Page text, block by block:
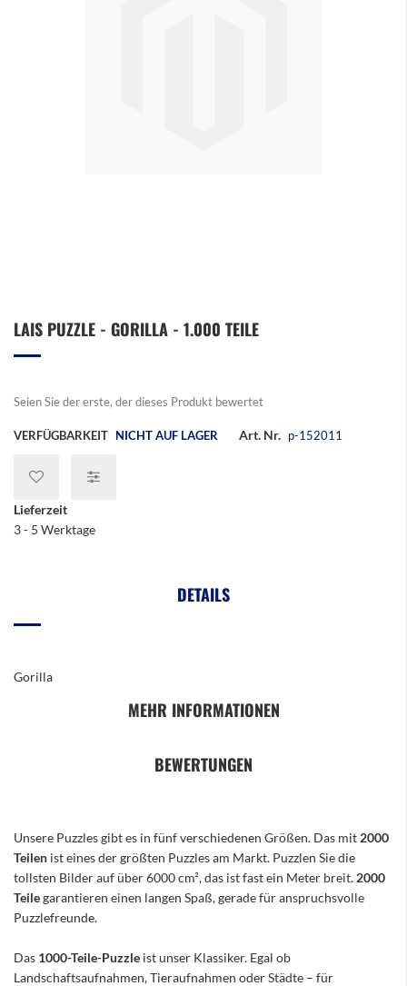
Anfang
LAIS PUZZLE - GORILLA - 1.000 TEILE
Seien Sie der erste, der dieses Produkt bewertet
VERFÜGBARKEIT NICHT AUF LAGER Art. Nr. p-152011
Lieferzeit
3 - 5 Werktage
DETAILS
Gorilla
MEHR INFORMATIONEN
BEWERTUNGEN
Unsere Puzzles gibt es in fünf verschiedenen Größen. Das mit 2000
Teilen ist eines der größten Puzzles am Markt. Puzzlen Sie die
tollsten Bilder auf über 6000 cm², das ist fast ein Meter breit. 2000
Teilegarantieren einen langen Spaß, gerade für anspruchsvolle
Puzzlefreunde.
Das 1000-Teile-Puzzle ist unser Klassiker. Egal ob
Landschaftsaufnahmen, Tieraufnahmen oder Städte – für